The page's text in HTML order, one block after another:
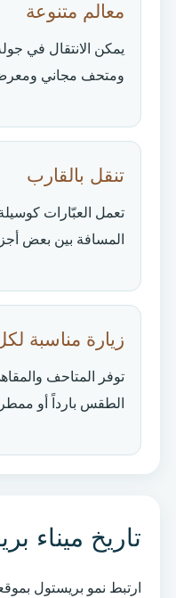
معالم متنوعة
يمكن الانتقال في
ومتحف مجاني
تنقل بالقارب
تعمل العبّارات
المسافة بين بعض
زيارة مناسبة
توفر المتاحف
الطقس بارداً أو
تاريخ ميناء
ارتبط نمو بريستول